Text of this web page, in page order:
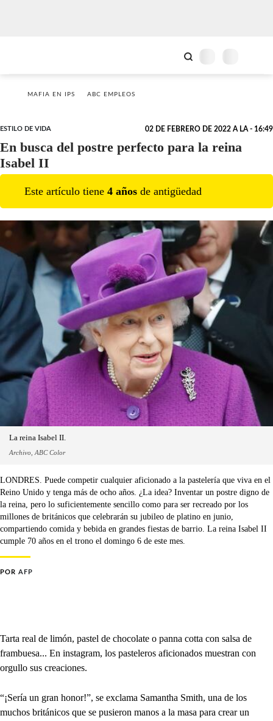
MAFIA EN IPS ABC EMPLEOS
ESTILO DE VIDA 02 DE FEBRERO DE 2022 A LA - 16:49
En busca del postre perfecto para la reina
Isabel II
Este artículo tiene 4 años de antigüedad
La reina Isabel II.
Archivo, ABC Color
LONDRES. Puede competir cualquier aficionado a la pastelería que viva en el
Reino Unido y tenga más de ocho años. ¿La idea? Inventar un postre digno de
la reina, pero lo suficientemente sencillo como para ser recreado por los
millones de británicos que celebrarán su jubileo de platino en junio,
compartiendo comida y bebida en grandes fiestas de barrio. La reina Isabel II
cumple 70 años en el trono el domingo 6 de este mes.
POR AFP
Tarta real de limón, pastel de chocolate o panna cotta con salsa de
frambuesa... En instagram, los pasteleros aficionados muestran con
orgullo sus creaciones.
“¡Sería un gran honor!”, se exclama Samantha Smith, una de los
muchos británicos que se pusieron manos a la masa para crear un